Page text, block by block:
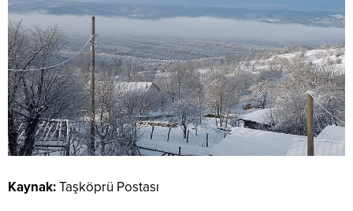
Kaynak:Taşköprü Postası